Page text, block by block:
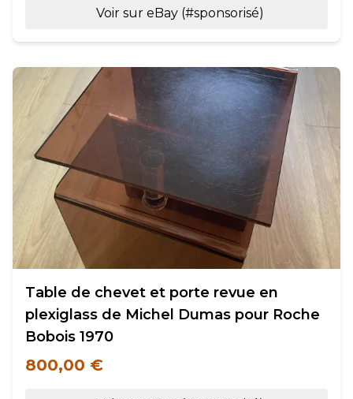
Voir sur eBay (#sponsorisé)
Table de chevet et porte revue en
plexiglass de Michel Dumas pour Roche
Bobois 1970
800,00 €